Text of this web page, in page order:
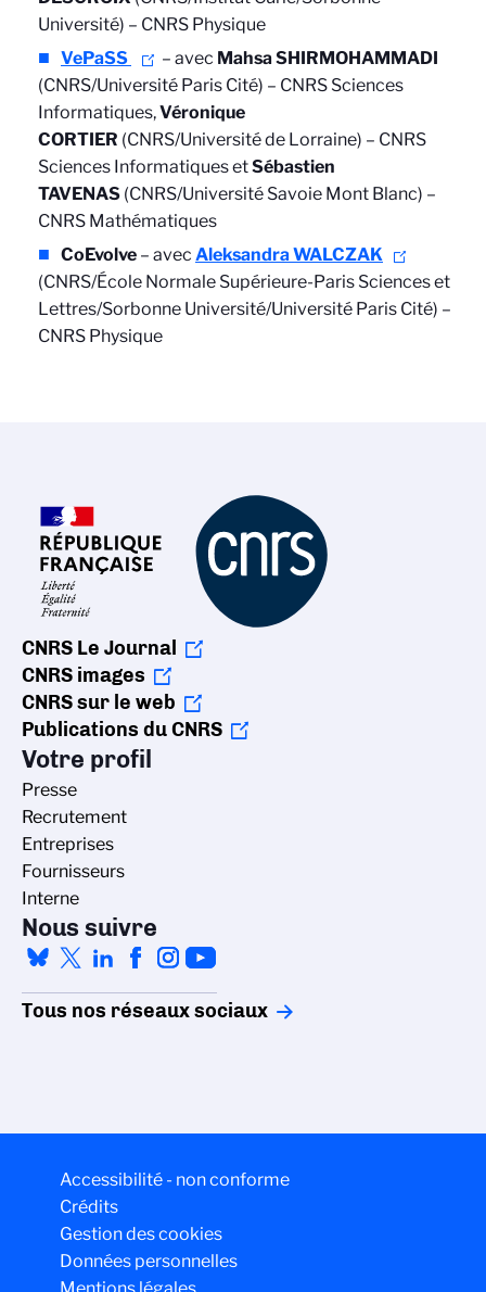
Université) – CNRS Physique
VePaSS
– avec Mahsa SHIRMOHAMMADI
(CNRS/Université Paris Cité) – CNRS Sciences
Informatiques,Véronique
CORTIER (CNRS/Université de Lorraine) – CNRS
Sciences InformatiquesetSébastien
TAVENAS (CNRS/Université Savoie Mont Blanc) –
CNRS Mathématiques
CoEvolve – avec Aleksandra WALCZAK
(CNRS/École Normale Supérieure-Paris Sciences et
Lettres/Sorbonne Université/Université Paris Cité) –
CNRS Physique
CNRS Le Journal
CNRS images
CNRS sur le web
Publications du CNRS
Votre profil
Presse
Recrutement
Entreprises
Fournisseurs
Interne
Nous suivre
Tous nos réseaux sociaux
Accessibilité - non conforme
Crédits
Gestion des cookies
Données personnelles